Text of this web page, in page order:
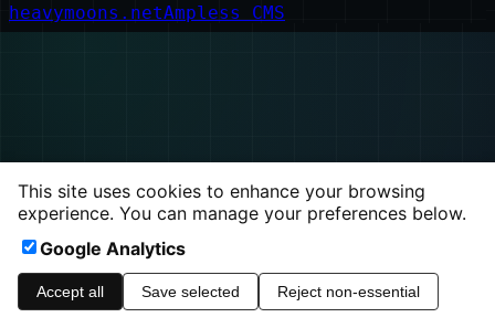
heavymoons.netAmpless CMS
This site uses cookies to enhance your browsing
experience. You can manage your preferences below.
Google Analytics
Accept all Save selected Reject non-essential